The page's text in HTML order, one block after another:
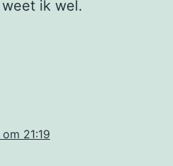
ik wel.
21:19